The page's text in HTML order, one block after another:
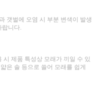
갯벌에 오염 시 부분 변색이 발생
랍니다.
시 제품 특성상 모래가 끼일 수 있
은 솔 등으로 쓸어 모래를 쉽게